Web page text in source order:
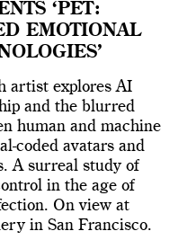
‘PET:
EMOTIONAL
artist explores AI
and the blurred
human and machine
coded avatars and
A surreal study of
in the age of
On view at
in San Francisco.